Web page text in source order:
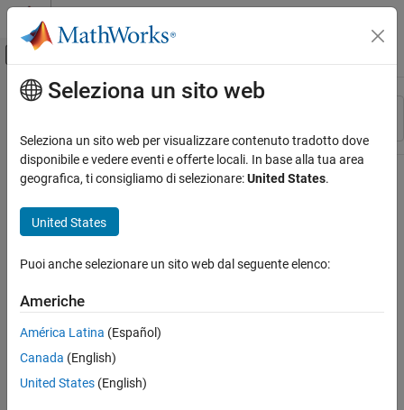
Vai al contenuto
Attiva/disattiva menu di navigazione
Risorsa
Stato
Contenuto principale
Seleziona un sito web
Seleziona un sito web per visualizzare contenuto tradotto dove
disponibile e vedere eventi e offerte locali. In base alla tua area
geografica, ti consigliamo di selezionare:United States.
United States
Puoi anche selezionare un sito web dal seguente elenco:
Americhe
América Latina (Español)
Canada (English)
United States (English)